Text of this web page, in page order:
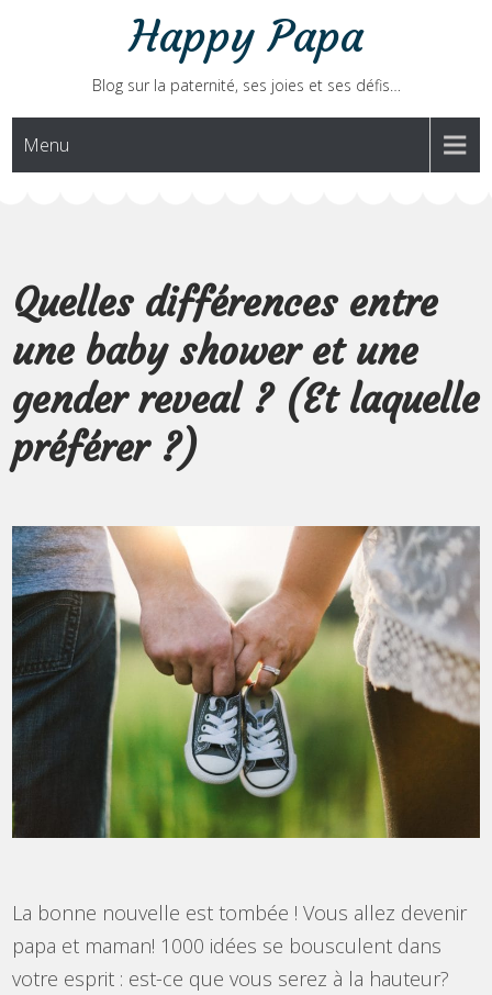
Happy Papa
Blog sur la paternité, ses joies et ses défis…
Menu
Quelles différences entre
une baby shower et une
gender reveal ? (Et laquelle
préférer ?)
La bonne nouvelle est tombée ! Vous allez devenir
papa et maman! 1000 idées se bousculent dans
votre esprit : est-ce que vous serez à la hauteur?